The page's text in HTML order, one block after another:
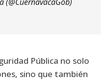
Pública no solo
sino que también